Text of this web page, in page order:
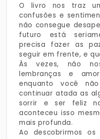
O livro nos traz
confusões e
não consegue
futuro está
precisa fazer as
seguir em frente, e
Às vezes, não
lembranças e
enquanto você
continuar atada as
sorrir e ser feliz
aconteceu isso
mais profunda.
Ao descobrirmos